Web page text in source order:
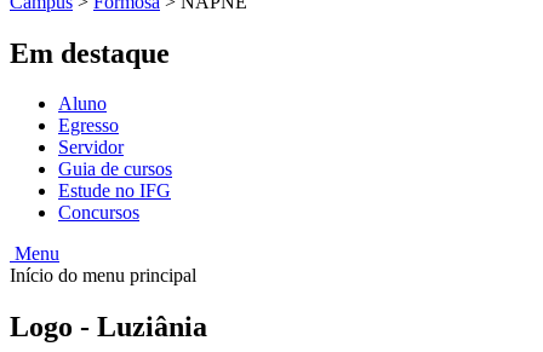
Em destaque
Aluno
Egresso
Servidor
Guia de cursos
Estude no IFG
Concursos
Menu
Início do menu principal
Logo - Luziânia